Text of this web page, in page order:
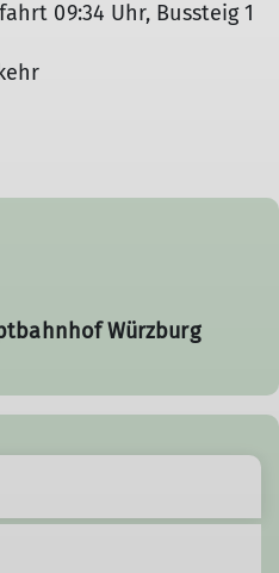
09:34 Uhr, Bussteig 1
Würzburg